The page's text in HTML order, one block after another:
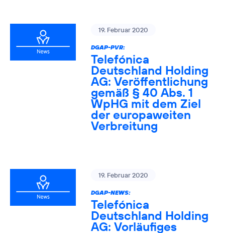
19. Februar 2020
DGAP-PVR:
Telefónica
Deutschland Holding
AG: Veröffentlichung
gemäß § 40 Abs. 1
WpHG mit dem Ziel
der europaweiten
Verbreitung
19. Februar 2020
DGAP-NEWS:
Telefónica
Deutschland Holding
AG: Vorläufiges